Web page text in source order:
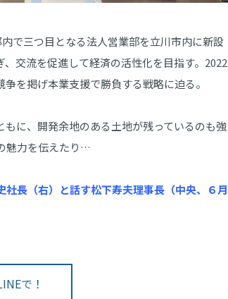
で三つ目となる法人営業部を立川市内に新設
交流を促進して経済の活性化を目指す。2022
を掲げ本業支援で勝負する戦略に迫る。
に、開発余地のある土地が残っているのも強
魅力を伝えたり…
社長（右）と話す松下寿夫理事長（中央、６月
で！